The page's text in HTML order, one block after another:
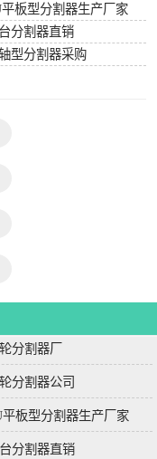
板型分割器生产厂家
分割器直销
型分割器采购
分割器厂
分割器公司
平板型分割器生产厂家
分割器直销